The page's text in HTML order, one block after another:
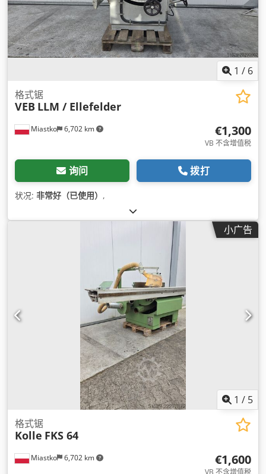
1 / 6
Miastko 6,702 km
格式锯
VEB LLM / Ellefelder
€1,300
VB 不含增值税
询问 拨打
状况: 非常好（已使用） ,
小广告
1 / 5
Miastko 6,702 km
格式锯
Kolle FKS 64
€1,600
VB 不含增值税